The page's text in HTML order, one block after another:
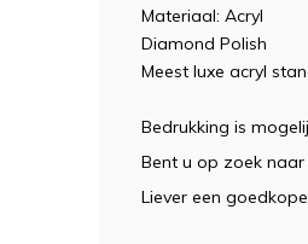
Materiaal: Acryl
Diamond Polish
Meest luxe acryl
Bedrukking is
Bent u op zoek naar
Liever een